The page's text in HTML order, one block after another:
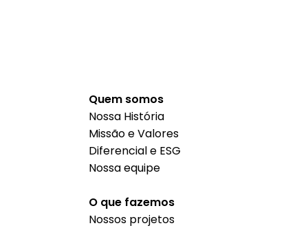
Quem somos
Nossa História
Missão e Valores
Diferencial e ESG
Nossa equipe
O que fazemos
Nossos projetos